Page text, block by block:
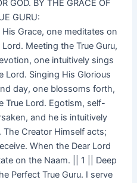
GOD. BY THE GRACE OF
GURU:
Grace, one meditates on
Meeting the True Guru,
one intuitively sings
Lord. Singing His Glorious
day, one blossoms forth,
True Lord. Egotism, self-
and he is intuitively
Creator Himself acts;
When the Dear Lord
on the Naam. || 1 || Deep
Perfect True Guru. I serve